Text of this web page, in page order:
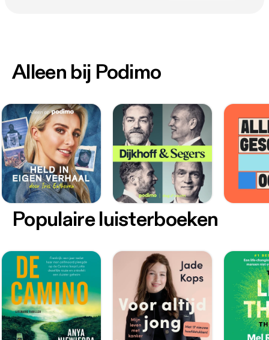
Alleen bij Podimo
Populaire luisterboeken